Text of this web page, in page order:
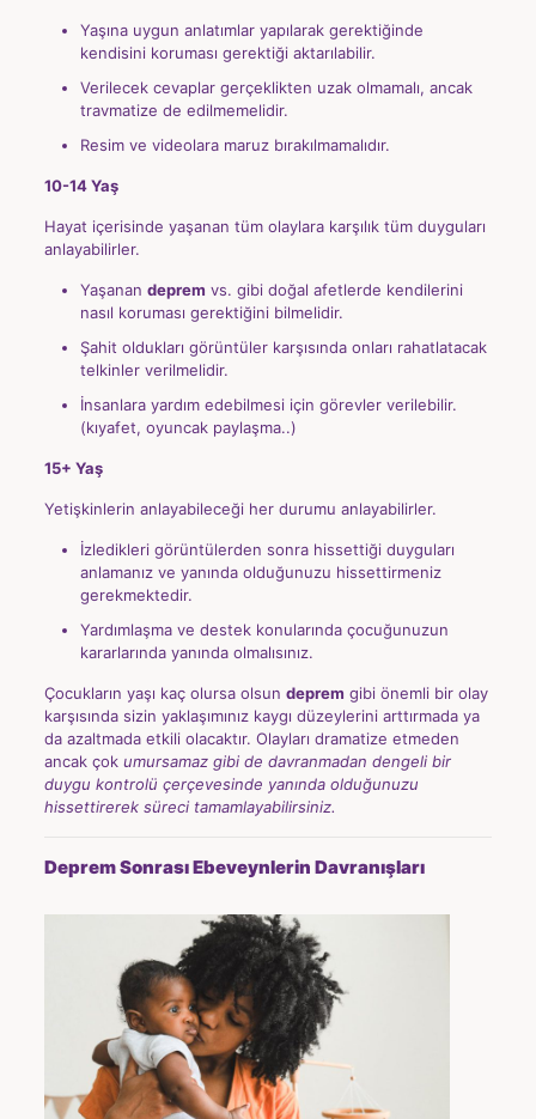
Yaşına uygun anlatımlar yapılarak gerektiğinde
kendisini koruması gerektiği aktarılabilir.
Verilecek cevaplar gerçeklikten uzak olmamalı, ancak
travmatize de edilmemelidir.
Resim ve videolara maruz bırakılmamalıdır.
10-14 Yaş
Hayat içerisinde yaşanan tüm olaylara karşılık tüm duyguları
anlayabilirler.
Yaşanan deprem vs. gibi doğal afetlerde kendilerini
nasıl koruması gerektiğini bilmelidir.
Şahit oldukları görüntüler karşısında onları rahatlatacak
telkinler verilmelidir.
İnsanlara yardım edebilmesi için görevler verilebilir.
(kıyafet, oyuncak paylaşma..)
15+ Yaş
Yetişkinlerin anlayabileceği her durumu anlayabilirler.
İzledikleri görüntülerden sonra hissettiği duyguları
anlamanız ve yanında olduğunuzu hissettirmeniz
gerekmektedir.
Yardımlaşma ve destek konularında çocuğunuzun
kararlarında yanında olmalısınız.
Çocukların yaşı kaç olursa olsun deprem gibi önemli bir olay
karşısında sizin yaklaşımınız kaygı düzeylerini arttırmada ya
da azaltmada etkili olacaktır. Olayları dramatize etmeden
ancak çok umursamaz gibi de davranmadan dengeli bir
duygu kontrolü çerçevesinde yanında olduğunuzu
hissettirerek süreci tamamlayabilirsiniz.
Deprem Sonrası Ebeveynlerin Davranışları